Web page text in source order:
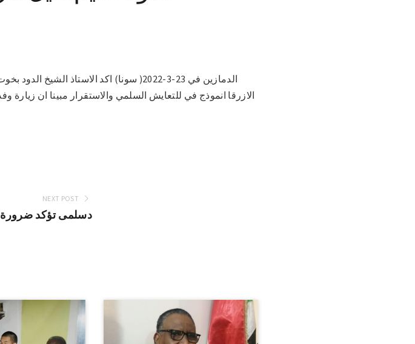
الدمازين في 23-3-2022( سونا) اكد الاستاذ
الازرقا انموذج في للتعايش السلمي والاستقرار مبينا ان زيارة
NEXT POST
دسلمى تؤكد ضرورة